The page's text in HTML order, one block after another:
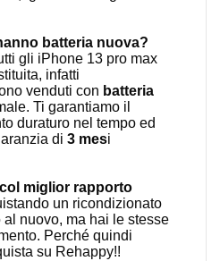
batteria nuova?
gli iPhone 13 pro max
infatti
venduti con batteria
Ti garantiamo il
duraturo nel tempo ed
di 3 mesi
miglior rapporto
un ricondizionato
nuovo, ma hai le stesse
Perché quindi
su Rehappy!!